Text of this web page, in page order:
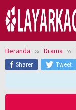
Loncat
ke
konten
Beranda Drama
Sharer Tweet